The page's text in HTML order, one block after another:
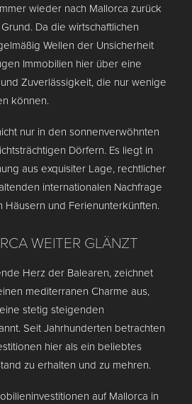
wieder nach Mallorca zurück
Da die wirtschaftlichen
Wellen der Unsicherheit
Immobilien hier über eine
Zuverlässigkeit, die nur wenige
können.
nur in den sonnenverwöhnten
Dörfern. Es liegt in
aus exquisiter Lage, rechtlicher
internationalen Nachfrage
Häusern und Ferienunterkünften.
WEITER GLÄNZT
Herz der Balearen, zeichnet
mediterranen Charme aus,
stetig steigenden
Seit Jahrhunderten betrachten
hier als ein beliebtes
zu erhalten und zu mehren.
auf Mallorca in